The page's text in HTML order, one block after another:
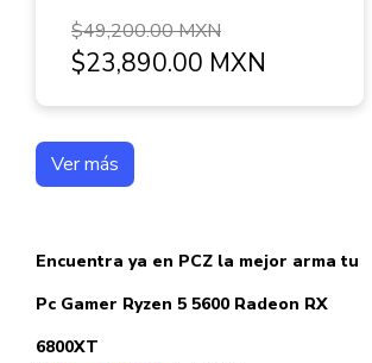
$49,200.00 MXN
$23,890.00 MXN
Ver más
Encuentra ya en PCZ la mejor arma tu
Pc Gamer Ryzen 5 5600 Radeon RX
6800XT